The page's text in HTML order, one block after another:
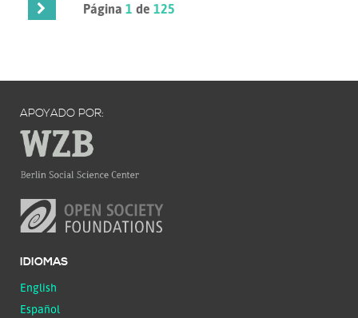
Página1 de125
APOYADO POR:
IDIOMAS
English
Español